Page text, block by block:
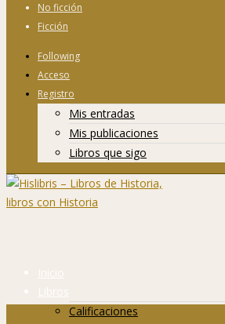
No ficción
Ficción
Following
Acceso
Registro
Mis entradas
Mis publicaciones
Libros que sigo
Inicio
Libros
Calificaciones